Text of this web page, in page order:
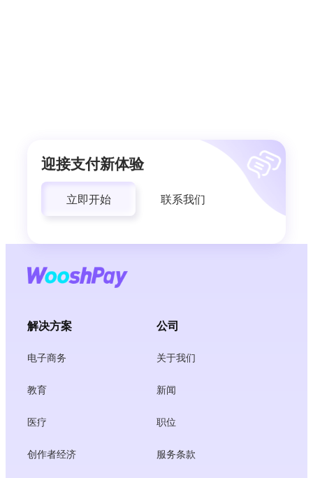
迎接支付新体验
立即开始 联系我们
解决方案
电子商务
教育
医疗
创作者经济
公司
关于我们
新闻
职位
服务条款